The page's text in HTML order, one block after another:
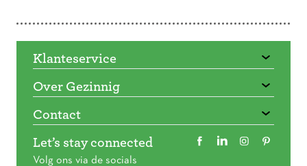
Klanteservice
Over Gezinnig
Contact
Let’s stay connected
Volg ons via de socials